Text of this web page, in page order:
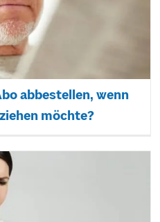
abbestellen, wenn
möchte?